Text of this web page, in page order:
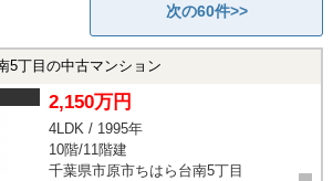
次の60件>>
5丁目の中古マンション
2,150万円
4LDK / 1995年
10階/11階建
千葉県市原市ちはら台南5丁目